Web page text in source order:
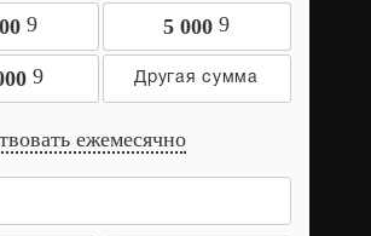
9 5 000 9
9
ежемесячно